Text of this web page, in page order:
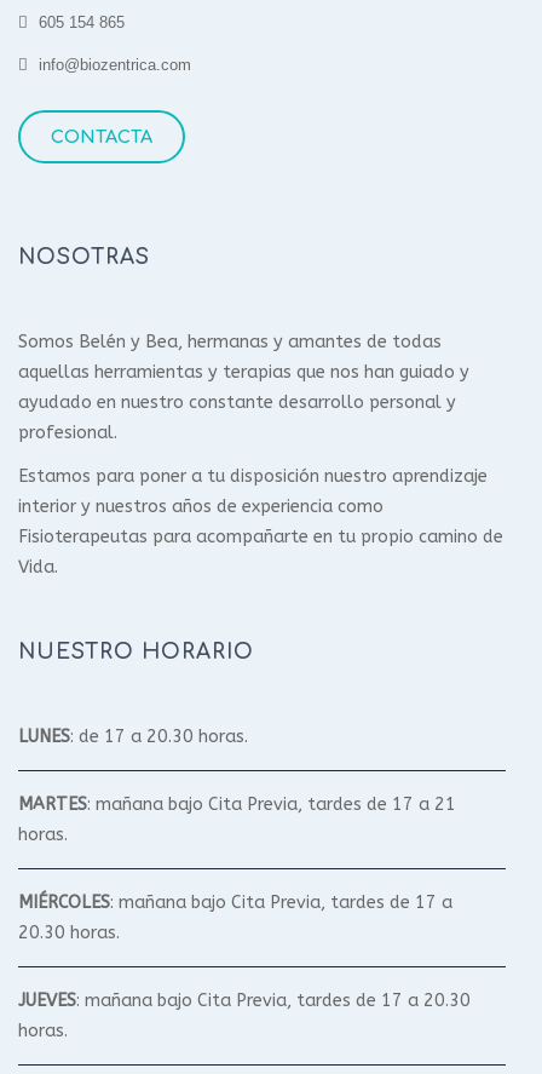
605 154 865
info@biozentrica.com
CONTACTA
NOSOTRAS
Somos Belén y Bea, hermanas y amantes de todas
aquellas herramientas y terapias que nos han guiado y
ayudado en nuestro constante desarrollo personal y
profesional.
Estamos para poner a tu disposición nuestro aprendizaje
interior y nuestros años de experiencia como
Fisioterapeutas para acompañarte en tu propio camino de
Vida.
NUESTRO HORARIO
LUNES: de 17 a 20.30 horas.
MARTES: mañana bajo Cita Previa, tardes de 17 a 21
horas.
MIÉRCOLES: mañana bajo Cita Previa, tardes de 17 a
20.30 horas.
JUEVES: mañana bajo Cita Previa, tardes de 17 a 20.30
horas.